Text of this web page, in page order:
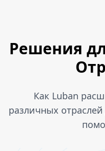
Решения
Как Luban
различных отраслей